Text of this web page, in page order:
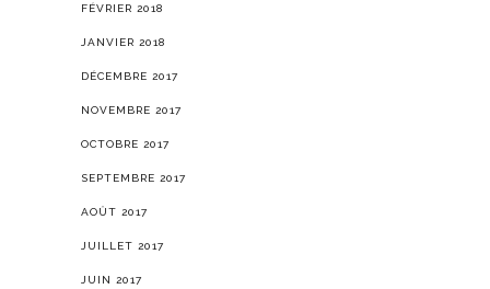
FÉVRIER 2018
JANVIER 2018
DÉCEMBRE 2017
NOVEMBRE 2017
OCTOBRE 2017
SEPTEMBRE 2017
AOÛT 2017
JUILLET 2017
JUIN 2017